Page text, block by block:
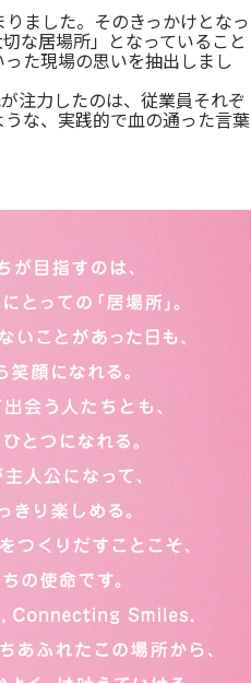
ました。そのきっかけとなっ
な居場所」となっていること
た現場の思いを抽出しまし
注力したのは、従業員それぞ
な、実践的で血の通った言葉